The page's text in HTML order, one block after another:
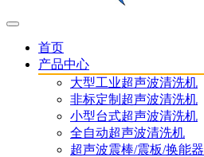
首页
产品中心
大型工业超声波清洗机
非标定制超声波清洗机
小型台式超声波清洗机
全自动超声波清洗机
超声波震棒/震板/换能器